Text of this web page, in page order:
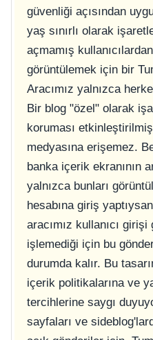
güvenliği açısından
yaş sınırlı olarak
açmamış
görüntülemek için bir
Aracımız yalnızca
Bir blog "özel" olarak
koruması
medyasına erişemez.
banka içerik ekranının
yalnızca bunları
hesabına giriş
aracımız kullanıcı
işlemediği için bu
durumda kalır. Bu
içerik politikalarına ve
tercihlerine saygı
sayfaları ve